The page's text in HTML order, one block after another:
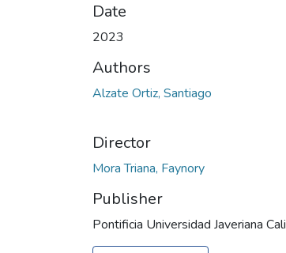
Date
2023
Authors
Alzate Ortiz, Santiago
Director
Publisher
Pontificia Universidad Javeriana Cali